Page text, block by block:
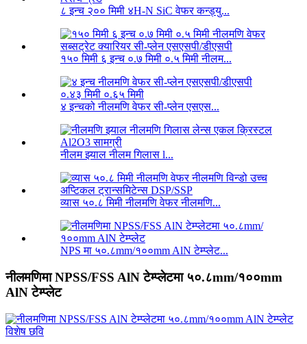
८ इन्च २०० मिमी ४H-N SiC वेफर कन्ड्यु...
१५० मिमी ६ इन्च ०.७ मिमी ०.५ मिमी नीलम...
४ इन्चको नीलमणि वेफर सी-प्लेन एसएस...
नीलम झ्याल नीलम गिलास l...
व्यास ५०.८ मिमी नीलमणि वेफर नीलमणि...
NPS मा ५०.८mm/१००mm AlN टेम्प्लेट...
नीलमणिमा NPSS/FSS AlN टेम्प्लेटमा ५०.८mm/१००mm
AlN टेम्प्लेट